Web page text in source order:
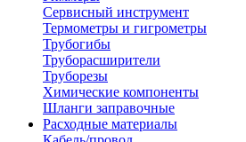
Сервисный инструмент
Термометры и гигрометры
Трубогибы
Труборасширители
Труборезы
Химические компоненты
Шланги заправочные
Расходные материалы